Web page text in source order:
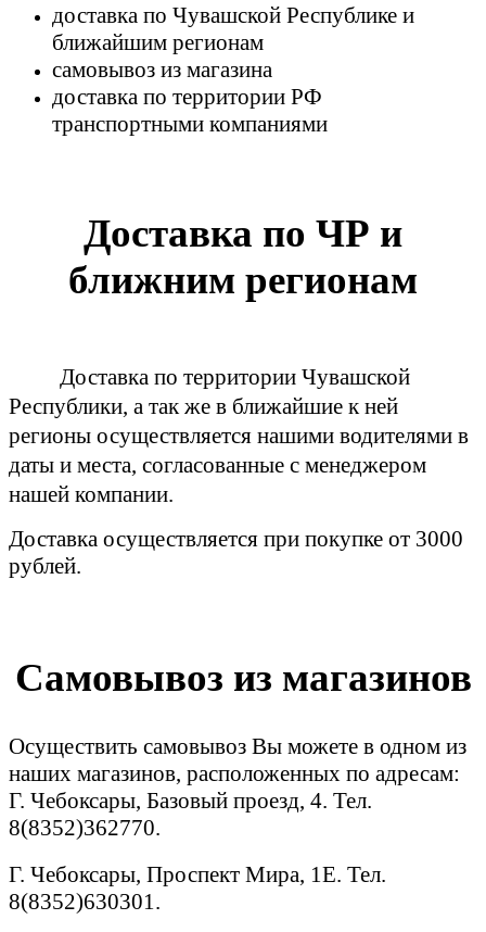
доставка по Чувашской Республике и
ближайшим регионам
самовывоз из магазина
доставка по территории РФ
транспортными компаниями
Доставка по ЧР и
ближним регионам
Доставка по территории Чувашской
Республики, а так же в ближайшие к ней
регионы осуществляется нашими водителями в
даты и места, согласованные с менеджером
нашей компании.
Доставка осуществляется при покупке от 3000
рублей.
Самовывоз из магазинов
Осуществить самовывоз Вы можете в одном из
наших магазинов, расположенных по адресам:
Г. Чебоксары, Базовый проезд, 4. Тел.
8(8352)362770.
Г. Чебоксары, Проспект Мира, 1Е. Тел.
8(8352)630301.